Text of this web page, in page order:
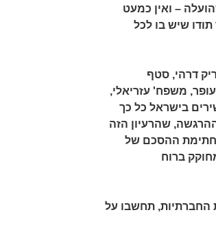
– ואין כמעט
שיש בו לכל
דרהי, סטף
עופר, משפח' עזריאלי,
בישראל כל כך
שהרעיון הזה
חתימת ההסכם של
ברוח
החברתיות, תחשבו על